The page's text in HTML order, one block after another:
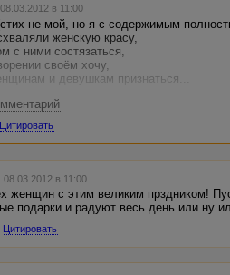
в 11:00
не мой, но я с содержимым
женскую красу,
с ними состязаться,
своём хочу,
и девушкам признаться...
девушку одну…
ей разбито -
«Тебя я нелюблю,
позабыто»…
окна сидит,
и печалью…
- вырвалось из уст…
тише бренькать на гитаре…
за косу,
плакаты…
Цитировать
в 11:00
женщин с этим великим прздником!
подарки и радуют весь день или ну
Цитировать